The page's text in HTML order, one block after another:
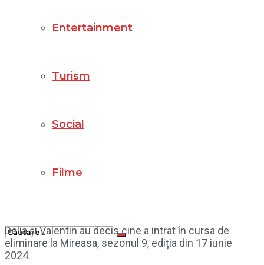
Entertainment
Turism
Social
Filme
Delia și Valentin au decis cine a intrat în cursa de
eliminare la Mireasa, sezonul 9, ediția din 17 iunie
2024.